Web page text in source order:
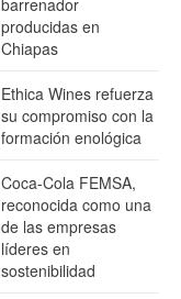
producidas en
Chiapas
Ethica Wines refuerza
su compromiso con la
formación enológica
Coca-Cola FEMSA,
reconocida como una
de las empresas
líderes en
sostenibilidad